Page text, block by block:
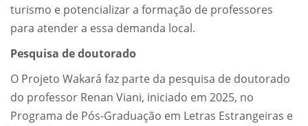
turismo e potencializar a formação de professores
para atender a essa demanda local.
Pesquisa de doutorado
O Projeto Wakará faz parte da pesquisa de doutorado
do professor Renan Viani, iniciado em 2025, no
Programa de Pós-Graduação em Letras Estrangeiras e